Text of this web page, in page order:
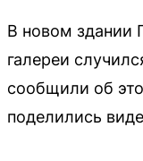
В новом здании
галереи
сообщили об
поделились